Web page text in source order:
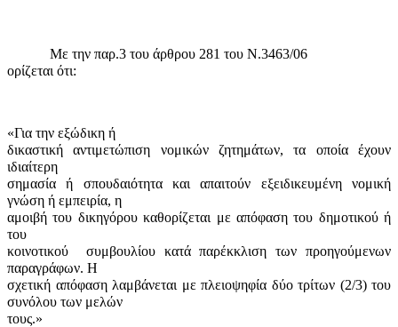
Με την παρ.3 του άρθρου 281 του Ν.3463/06
ορίζεται ότι:
«Για την εξώδικη ή
δικαστική αντιμετώπιση νομικών ζητημάτων, τα οποία έχουν
ιδιαίτερη
σημασία ή σπουδαιότητα και απαιτούν εξειδικευμένη νομική
γνώση ή εμπειρία, η
αμοιβή του δικηγόρου καθορίζεται με απόφαση του δημοτικού ή
του
κοινοτικού συμβουλίου κατά παρέκκλιση των προηγούμενων
παραγράφων. Η
σχετική απόφαση λαμβάνεται με πλειοψηφία δύο τρίτων (2/3) του
συνόλου των μελών
τους.»